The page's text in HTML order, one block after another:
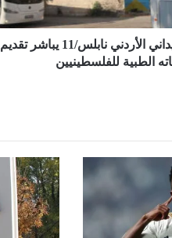
المستشفى الميداني الأردني نابلس/11 يباشر تقديم
الطبية للفلسطينيين